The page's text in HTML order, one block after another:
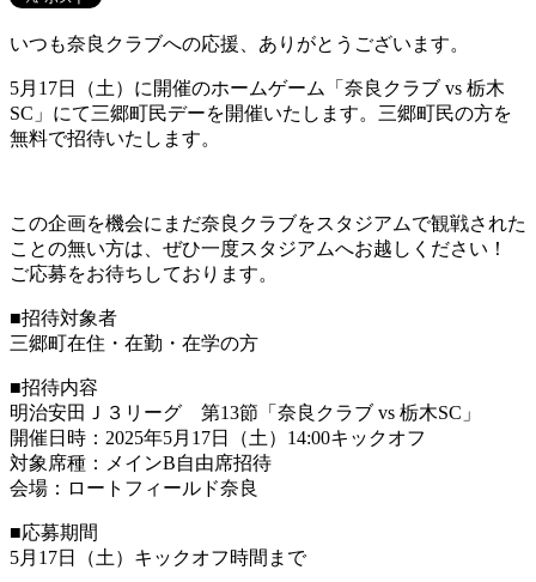
いつも奈良クラブへの応援、ありがとうございます。
5月17日（土）に開催のホームゲーム「奈良クラブ vs 栃木
SC」にて三郷町民デーを開催いたします。三郷町民の方を
無料で招待いたします。
この企画を機会にまだ奈良クラブをスタジアムで観戦された
ことの無い方は、ぜひ一度スタジアムへお越しください！
ご応募をお待ちしております。
■招待対象者
三郷町在住・在勤・在学の方
■招待内容
明治安田Ｊ３リーグ 第13節「奈良クラブ vs 栃木SC」
開催日時：2025年5月17日（土）14:00キックオフ
対象席種：メインB自由席招待
会場：ロートフィールド奈良
■応募期間
5月17日（土）キックオフ時間まで